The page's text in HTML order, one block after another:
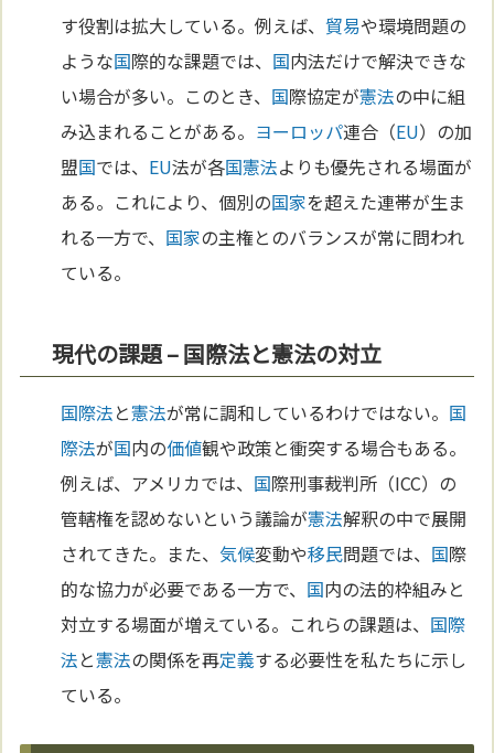
す役割は拡大している。例えば、貿易や環境問題の
ような国際的な課題では、 国内法だけで解決できな
い場合が多い。このとき、 国際協定が憲法の中に組
み込まれることがある。 ヨーロッパ連合（EU）の加
盟国では、 EU法が各国憲法よりも優先される場面が
ある。これにより、個別の国家を超えた連帯が生ま
れる一方で、 国家の主権とのバランスが常に問われ
ている。
現代の課題 – 国際法と憲法の対立
国際法と憲法が常に調和しているわけではない。 国
際法が国内の価値観や政策と衝突する場合もある。
例えば、アメリカでは、 国際刑事裁判所（ICC）の
管轄権を認めないという議論が憲法解釈の中で展開
されてきた。また、気候変動や移民問題では、 国際
的な協力が必要である一方で、 国内の法的枠組みと
対立する場面が増えている。これらの課題は、 国際
法と憲法の関係を再定義する必要性を私たちに示し
ている。